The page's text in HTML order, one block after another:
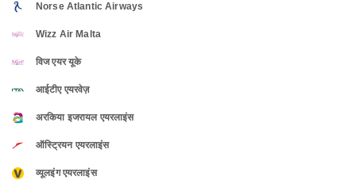
Norse Atlantic Airways
Wizz Air Malta
विज एयर यूके
आईटीए एयरवेज़
अरकिया इजरायल एयरलाइंस
ऑस्ट्रियन एयरलाइंस
व्यूलइंग एयरलाइंस